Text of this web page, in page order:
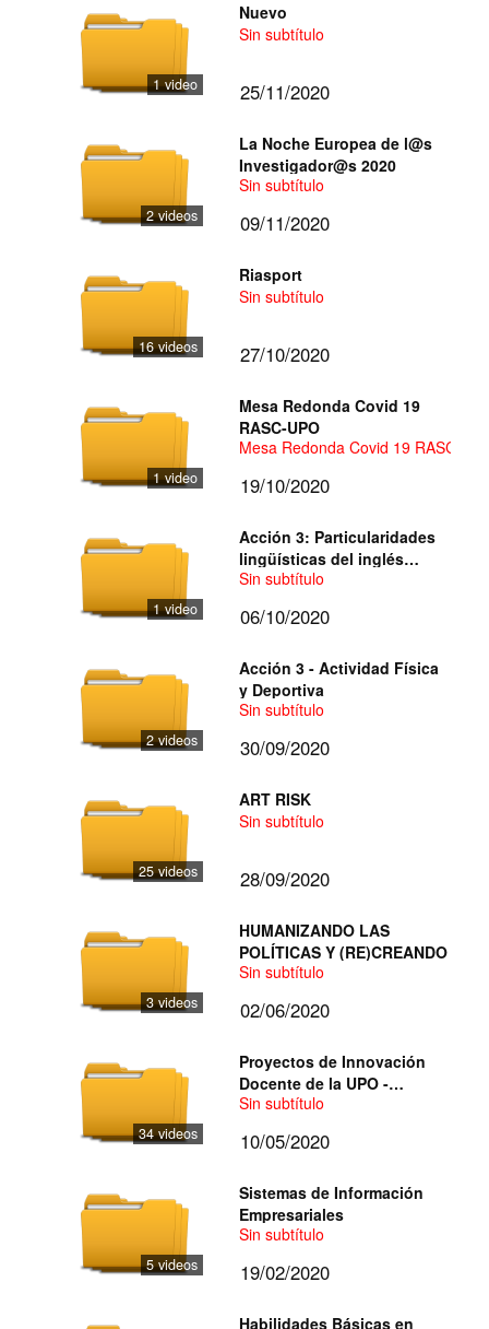
1 video
Nuevo
Sin subtítulo
25/11/2020
2 videos
La Noche Europea de l@s
Investigador@s 2020
Sin subtítulo
09/11/2020
16 videos
Riasport
Sin subtítulo
27/10/2020
1 video
Mesa Redonda Covid 19
RASC-UPO
Mesa Redonda Covid 19 RASC-
19/10/2020
1 video
Acción 3: Particularidades
lingüísticas del inglés
jurídico de Florida
Sin subtítulo
06/10/2020
2 videos
Acción 3 - Actividad Física
y Deportiva
Sin subtítulo
30/09/2020
25 videos
ART RISK
Sin subtítulo
28/09/2020
3 videos
HUMANIZANDO LAS
POLÍTICAS Y (RE)CREANDO
Sin subtítulo
02/06/2020
34 videos
Proyectos de Innovación
Docente de la UPO -
Acciones 2 2019-2020
Sin subtítulo
10/05/2020
5 videos
Sistemas de Información
Empresariales
Sin subtítulo
19/02/2020
Habilidades Básicas en